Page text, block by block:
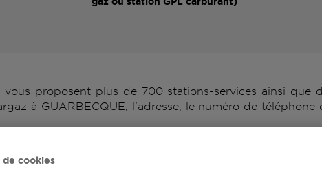
vous proposent plus de 700 stations-services ainsi
à GUARBECQUE, l'adresse, le numéro de
Antargaz à
de cookies